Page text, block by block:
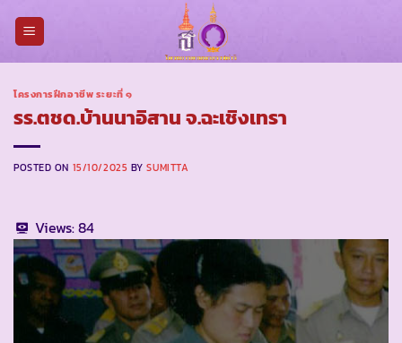
โครงการฝึกอาชีพ ระยะที่ ๑
รร.ตชด.บ้านนาอิสาน จ.ฉะเชิงเทรา
POSTED ON 15/10/2025 BYSUMITTA
Views:84